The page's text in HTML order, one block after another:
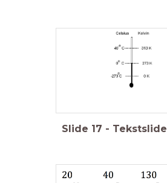
Slide 17 - Tekstslide